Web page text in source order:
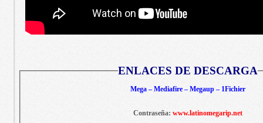
ENLACES DE DESCARGA
Mega – Mediafire – Megaup – 1Fichier
Contraseña: www.latinomegarip.net